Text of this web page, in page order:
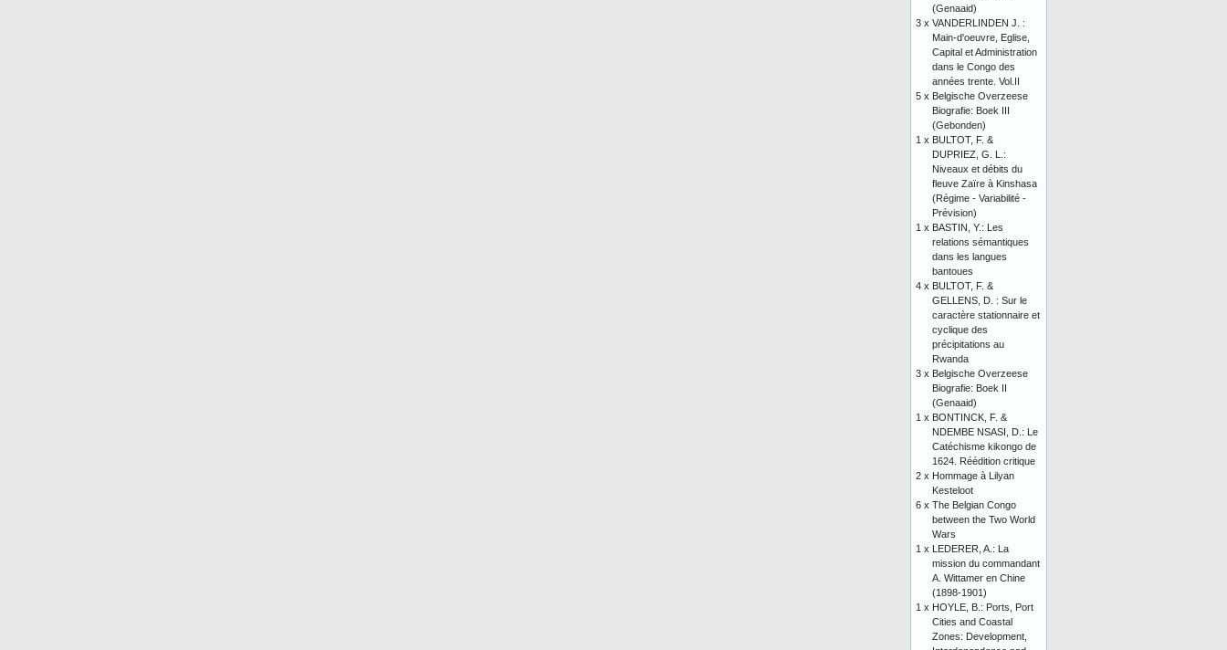
(Genaaid)
3 x VANDERLINDEN J. :
Main-d'oeuvre, Eglise,
Capital et Administration
dans le Congo des
années trente. Vol.II
5 x Belgische Overzeese
Biografie: Boek III
(Gebonden)
1 x BULTOT, F. &
DUPRIEZ, G. L.:
Niveaux et débits du
fleuve Zaïre à Kinshasa
(Régime - Variabilité -
Prévision)
1 x BASTIN, Y.: Les
relations sémantiques
dans les langues
bantoues
4 x BULTOT, F. &
GELLENS, D. : Sur le
caractère stationnaire et
cyclique des
précipitations au
Rwanda
3 x Belgische Overzeese
Biografie: Boek II
(Genaaid)
1 x BONTINCK, F. &
NDEMBE NSASI, D.: Le
Catéchisme kikongo de
1624. Réédition critique
2 x Hommage à Lilyan
Kesteloot
6 x The Belgian Congo
between the Two World
Wars
1 x LEDERER, A.: La
mission du commandant
A. Wittamer en Chine
(1898-1901)
1 x HOYLE, B.: Ports, Port
Cities and Coastal
Zones: Development,